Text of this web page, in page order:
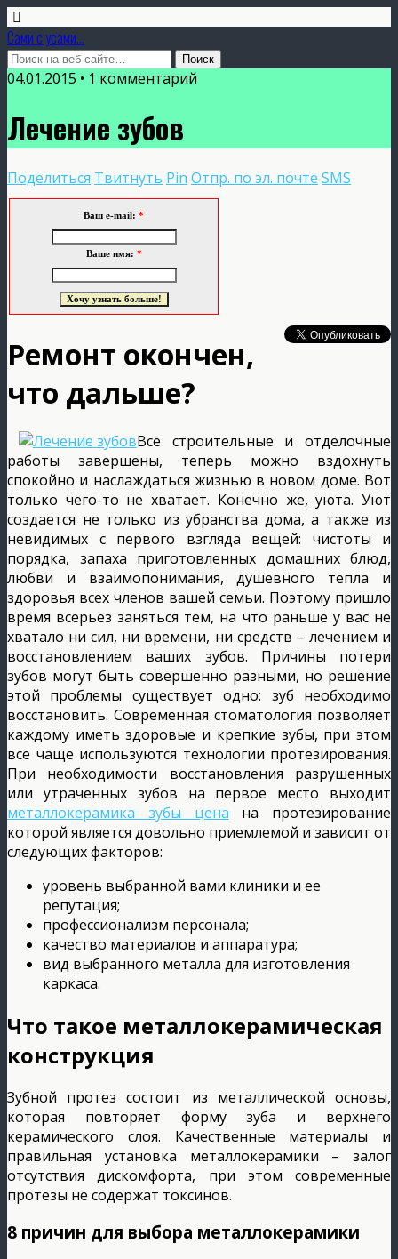
Сами с усами...
04.01.2015 • 1 комментарий
Лечение зубов
Поделиться Твитнуть Pin Отпр. по эл. почте SMS
Ваш e-mail: *
Ваше имя: *
Ремонт окончен,
что дальше?
Все строительные и отделочные
работы завершены, теперь можно вздохнуть
спокойно и наслаждаться жизнью в новом доме. Вот
только чего-то не хватает. Конечно же, уюта. Уют
создается не только из убранства дома, а также из
невидимых с первого взгляда вещей: чистоты и
порядка, запаха приготовленных домашних блюд,
любви и взаимопонимания, душевного тепла и
здоровья всех членов вашей семьи. Поэтому пришло
время всерьез заняться тем, на что раньше у вас не
хватало ни сил, ни времени, ни средств – лечением и
восстановлением ваших зубов. Причины потери
зубов могут быть совершенно разными, но решение
этой проблемы существует одно: зуб необходимо
восстановить. Современная стоматология позволяет
каждому иметь здоровые и крепкие зубы, при этом
все чаще используются технологии протезирования.
При необходимости восстановления разрушенных
или утраченных зубов на первое место выходит
металлокерамика зубы цена на протезирование
которой является довольно приемлемой и зависит от
следующих факторов:
уровень выбранной вами клиники и ее
репутация;
профессионализм персонала;
качество материалов и аппаратура;
вид выбранного металла для изготовления
каркаса.
Что такое металлокерамическая
конструкция
Зубной протез состоит из металлической основы,
которая повторяет форму зуба и верхнего
керамического слоя. Качественные материалы и
правильная установка металлокерамики – залог
отсутствия дискомфорта, при этом современные
протезы не содержат токсинов.
8 причин для выбора металлокерамики